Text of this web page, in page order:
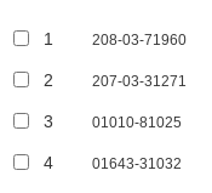
1 208-03-71960
2 207-03-31271
3 01010-81025
4 01643-31032